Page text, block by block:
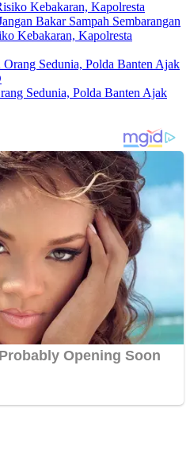
Kebakaran, Kapolresta
Sedunia, Polda Banten Ajak